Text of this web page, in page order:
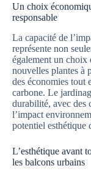
Un choix
responsable
La capacité de
représente non
également un choix
nouvelles plantes à
des économies tout
carbone. Le
durabilité, avec des
l’impact
potentiel esthétique
L’esthétique avant
les balcons urbains